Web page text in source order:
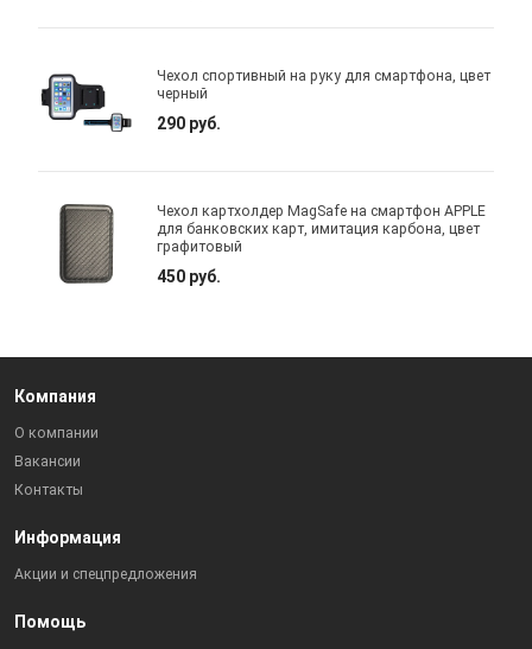
Чехол спортивный на руку для смартфона, цвет
черный
290 руб.
Чехол картхолдер MagSafe на смартфон APPLE
для банковских карт, имитация карбона, цвет
графитовый
450 руб.
Компания
О компании
Вакансии
Контакты
Информация
Акции и спецпредложения
Помощь